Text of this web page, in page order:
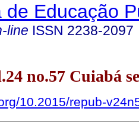
de Educação
line ISSN 2238-2097
no.57 Cuiabá
10.2015/repub-